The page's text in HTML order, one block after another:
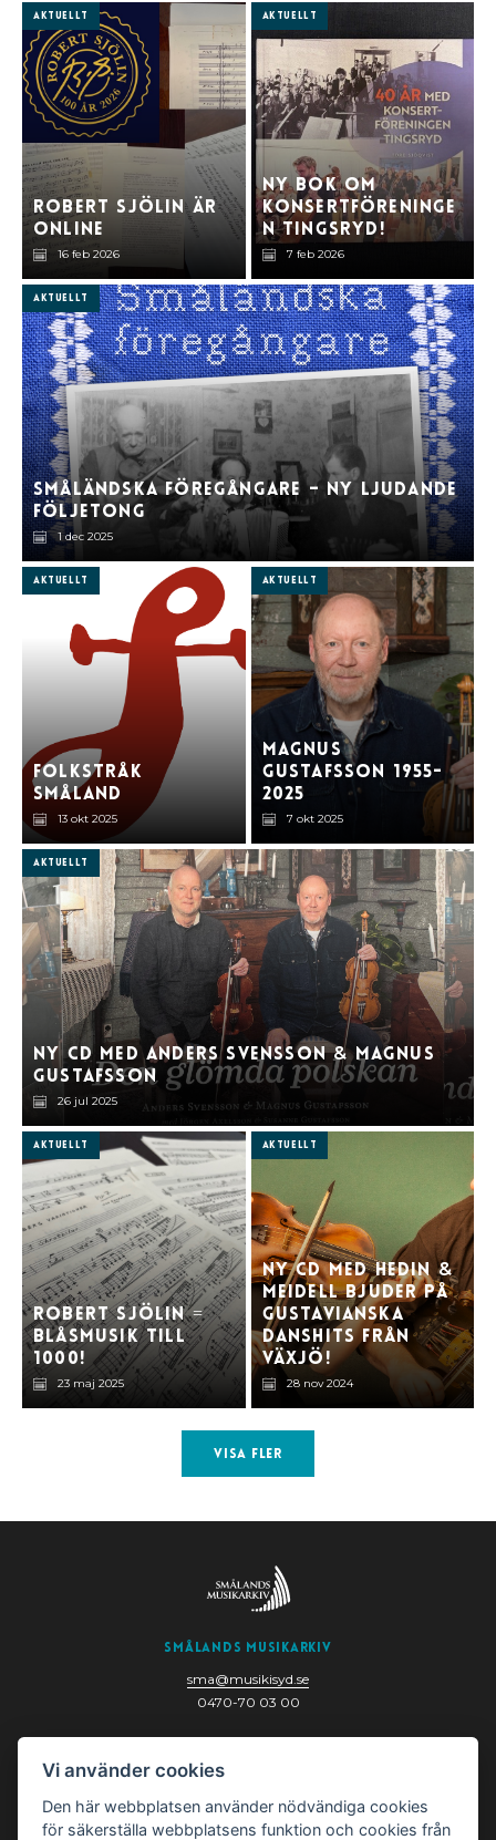
Aktuellt
Robert Sjölin är
online
16 feb 2026
Aktuellt
Ny bok om
Konsertföreninge
n Tingsryd!
7 feb 2026
Aktuellt
Småländska föregångare – ny ljudande
följetong
1 dec 2025
Aktuellt
Folkstråk
Småland
13 okt 2025
Aktuellt
Magnus
Gustafsson 1955-
2025
7 okt 2025
Aktuellt
Ny cd med Anders Svensson&Magnus
Gustafsson
26 jul 2025
Aktuellt
Robert Sjölin =
blåsmusik till
1000!
23 maj 2025
Aktuellt
Ny cd med Hedin&
Meidell bjuder på
gustavianska
danshits från
Växjö!
28 nov 2024
Visa fler
Smålands Musikarkiv
sma@musikisyd.se
0470-70 03 00
352 33 Växjö
Vi använder cookies
Den här webbplatsen använder nödvändiga cookies
för säkerställa webbplatsens funktion och cookies från